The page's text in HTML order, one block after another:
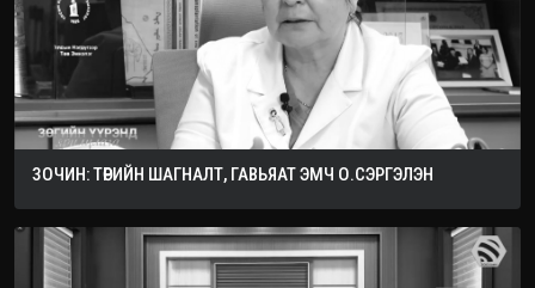
ЗОЧИН: ТӨРИЙН ШАГНАЛТ, ГАВЬЯАТ ЭМЧ О.СЭРГЭЛЭН